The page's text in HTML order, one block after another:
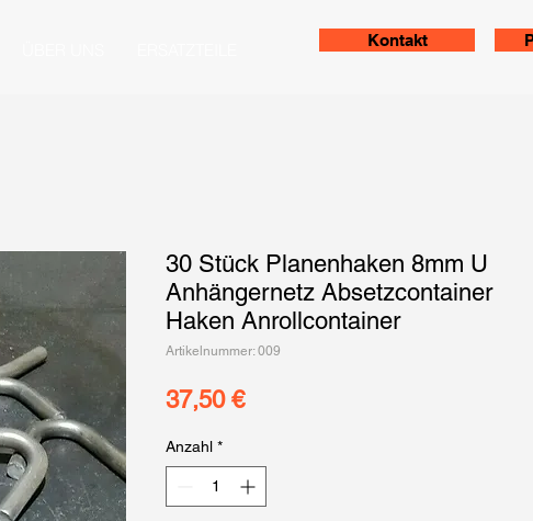
Kontakt
30 Stück Planenhaken 8mm U
Anhängernetz Absetzcontainer
Haken Anrollcontainer
Artikelnummer: 009
37,50 €Preis
Anzahl *